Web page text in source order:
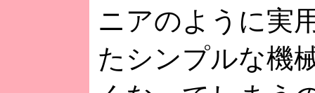
ニアのように実
たシンプルな機